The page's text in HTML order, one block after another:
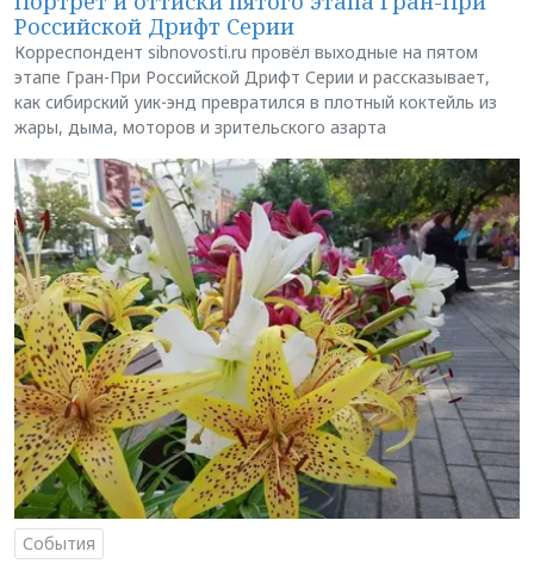
Российской Дрифт Серии
Корреспондент sibnovosti.ru провёл выходные на пятом
этапе Гран-При Российской Дрифт Серии и рассказывает,
как сибирский уик-энд превратился в плотный коктейль из
жары, дыма, моторов и зрительского азарта
События